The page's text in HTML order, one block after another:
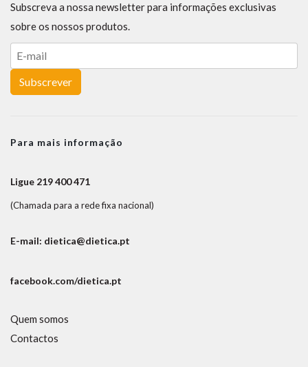
Subscreva a nossa newsletter para informações exclusivas
sobre os nossos produtos.
Subscrever
Para mais informação
Ligue 219 400 471
(Chamada para a rede fixa nacional)
E-mail: dietica@dietica.pt
facebook.com/dietica.pt
Quem somos
Contactos